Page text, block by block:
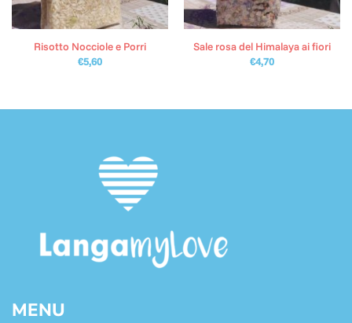
Risotto Nocciole e Porri
€5,60
Sale rosa del Himalaya ai fiori
€4,70
MENU